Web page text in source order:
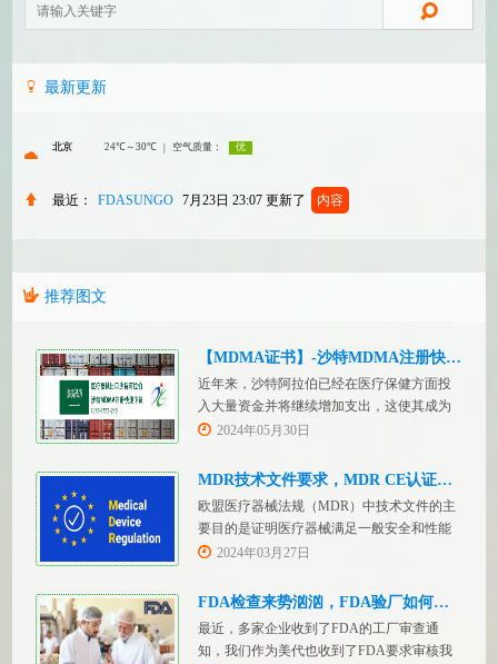
最新更新
最近： FDASUNGO 7月23日 23:07 更新了 内容
推荐图文
【MDMA证书】-沙特MDMA注册快速下证
近年来，沙特阿拉伯已经在医疗保健方面投
入大量资金并将继续增加支出，这使其成为
医疗设备制造商感兴趣的市场。然而，想要
管要求，即他们必须在沙特阿拉伯获得其设
务，FDASUNGO全球合规业务版图再添新模
块。F
2024年05月30日
MDR技术文件要求，MDR CE认证办理
欧盟医疗器械法规（MDR）中技术文件的主
要目的是证明医疗器械满足一般安全和性能
要求。无论类别如何，所有医疗设备都必须
有关技术文件的要求。MDR技术文档结构：
2024年03月27日
FDA检查来势汹汹，FDA验厂如何应对？
最近，多家企业收到了FDA的工厂审查通
知，我们作为美代也收到了FDA要求审核我